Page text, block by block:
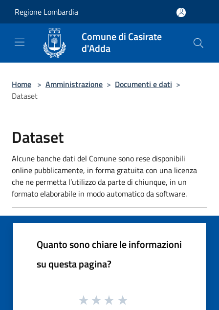
Regione Lombardia
Comune di Casirate
d'Adda
Home > Amministrazione > Documenti e dati >
Dataset
Dataset
Alcune banche dati del Comune sono rese disponibili
online pubblicamente, in forma gratuita con una licenza
che ne permetta l’utilizzo da parte di chiunque, in un
formato elaborabile in modo automatico da software.
Quanto sono chiare le informazioni
su questa pagina?